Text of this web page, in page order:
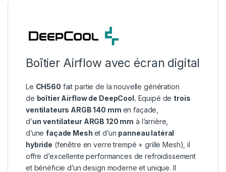
Boîtier Airflow avec écran digital
Le CH560 fait partie de la nouvelle génération
de boîtier Airflow de DeepCool. Equipé de trois
ventilateurs ARGB 140 mm en façade,
d’un ventilateur ARGB 120 mm à l’arrière,
d’unefaçade Mesh et d’un panneau latéral
hybride (fenêtre en verre trempé + grille Mesh), il
offre d’excellente performances de refroidissement
et bénéficie d’un design moderne et unique. Il